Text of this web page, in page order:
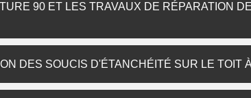
90 ET LES TRAVAUX DE RÉPARATION
DES SOUCIS D'ÉTANCHÉITÉ SUR LE TOIT